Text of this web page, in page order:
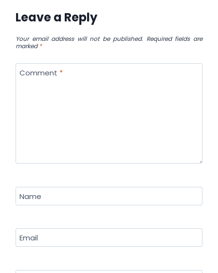
Leave a Reply
Your email address will not be published. Required fields are
marked*
Comment *
Name
Email